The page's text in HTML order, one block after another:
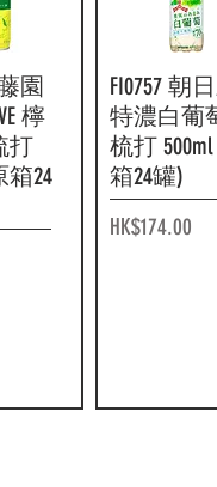
覽園
檸
打
箱24
快速瀏
FI0757 朝
特濃白葡
梳打 500ml
箱24罐)
價格
HK$174.00